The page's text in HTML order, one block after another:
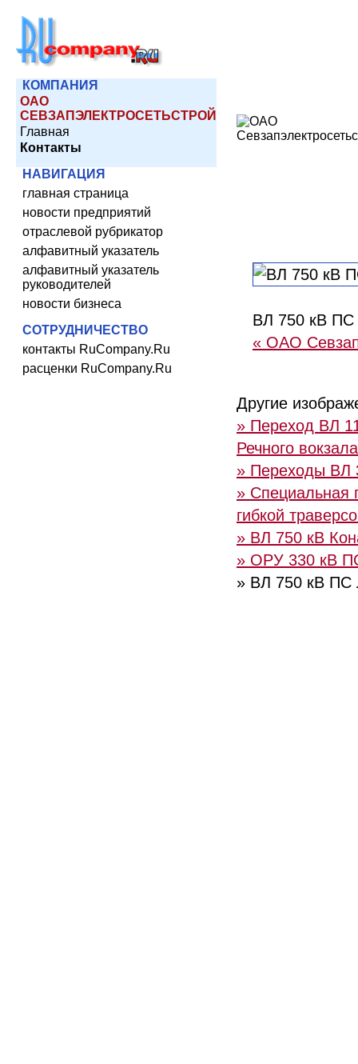
КОМПАНИЯ
ОАО
СЕВЗАПЭЛЕКТРОСЕТЬСТРОЙ
Главная
Контакты
НАВИГАЦИЯ
главная страница
новости предприятий
отраслевой рубрикатор
алфавитный указатель
алфавитный указатель
руководителей
новости бизнеса
СОТРУДНИЧЕСТВО
контакты RuCompany.Ru
расценки RuCompany.Ru
ВЛ 750 кВ
« ОАО
Другие
» Переход ВЛ
Речного вокзала
» Переходы ВЛ
» Специальная
гибкой
» ВЛ 750 кВ
» ОРУ 330 кВ
» ВЛ 750 кВ ПС